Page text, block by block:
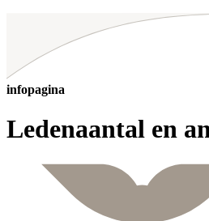
infopagina
Ledenaantal en